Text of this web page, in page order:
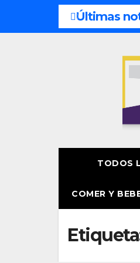
Últimas
del fin de semana: 8 y 9 de
TODOS
COMER Y